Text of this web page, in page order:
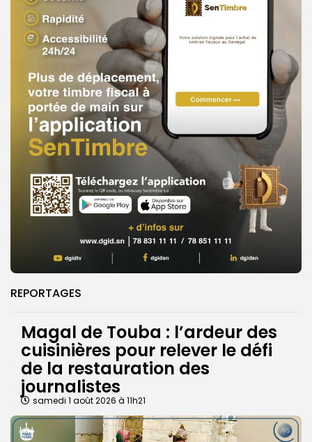
REPORTAGES
Magal de Touba : l’ardeur des
cuisinières pour relever le défi
de la restauration des
journalistes
samedi 1 août 2026 à 11h21